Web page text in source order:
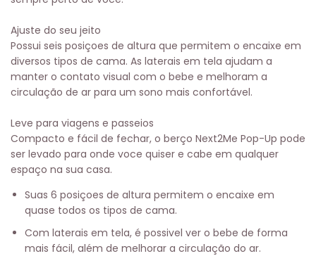
Ajuste do seu jeito
Possui seis posiçoes de altura que permitem o encaixe em
diversos tipos de cama. As laterais em tela ajudam a
manter o contato visual com o bebe e melhoram a
circulação de ar para um sono mais confortável.
Leve para viagens e passeios
Compacto e fácil de fechar, o berço Next2Me Pop-Up pode
ser levado para onde voce quiser e cabe em qualquer
espaço na sua casa.
Suas 6 posiçoes de altura permitem o encaixe em
quase todos os tipos de cama.
Com laterais em tela, é possivel ver o bebe de forma
mais fácil, além de melhorar a circulação do ar.